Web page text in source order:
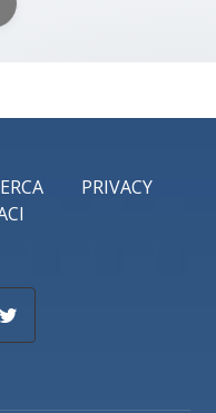
PRIVACY